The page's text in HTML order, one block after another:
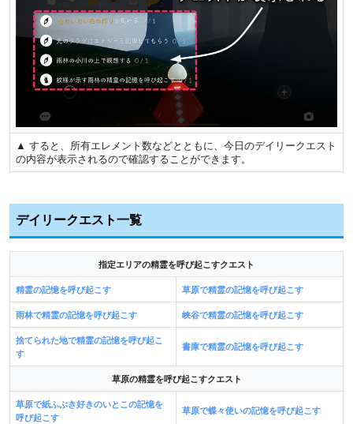
▲ すると、所有エレメント数などとともに、今日のデイリークエスト
の内容が表示されるので確認することができます。
デイリークエスト一覧
指定エリアの精霊を呼び起こすクエスト
精霊の記憶を呼び起こす 草原で精霊の記憶を呼び起こす
雨林で精霊の記憶を呼び起こす 峡谷で精霊の記憶を呼び起こす
捨てられた地で精霊の記憶を呼び起こ
す
書庫で精霊の記憶を呼び起こす
草原の精霊を呼び起こすクエスト
草原で紙ふぶき好きのいとこの記憶を
呼び起こす
草原で蝶々使いの記憶を呼び起こす